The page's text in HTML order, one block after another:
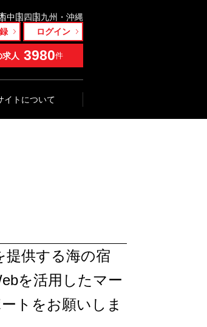
中国四国九州・沖縄
ログイン
人 3980件
イトについて
提供する海の宿
を活用したマー
トをお願いしま